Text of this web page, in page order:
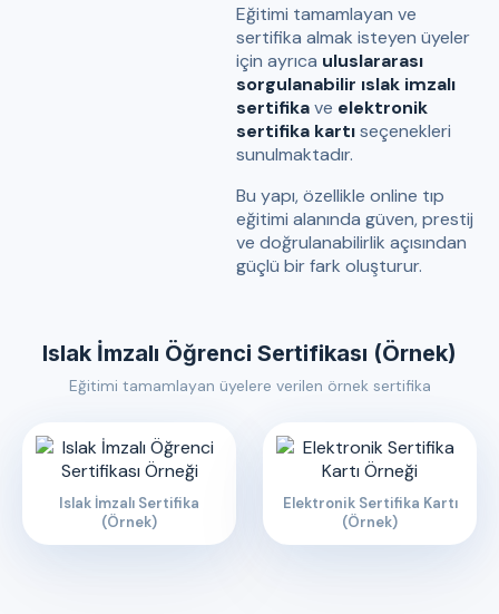
Eğitimi tamamlayan ve
sertifika almak isteyen üyeler
için ayrıca uluslararası
sorgulanabilir ıslak imzalı
sertifikave elektronik
sertifika kartıseçenekleri
sunulmaktadır.
Bu yapı, özellikle online tıp
eğitimi alanında güven, prestij
ve doğrulanabilirlik açısından
güçlü bir fark oluşturur.
Islak İmzalı Öğrenci Sertifikası (Örnek)
Eğitimi tamamlayan üyelere verilen örnek sertifika
Islak İmzalı Sertifika
(Örnek)
Elektronik Sertifika Kartı
(Örnek)